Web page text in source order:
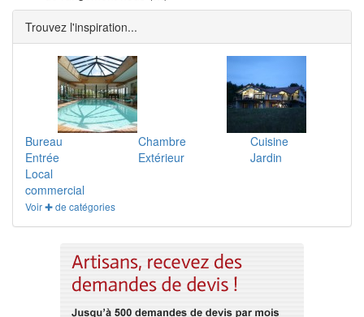
Trouvez l'inspiration...
Bureau Chambre
Cuisine
Entrée
Extérieur
Jardin
Local
commercial
Voir ✚ de catégories